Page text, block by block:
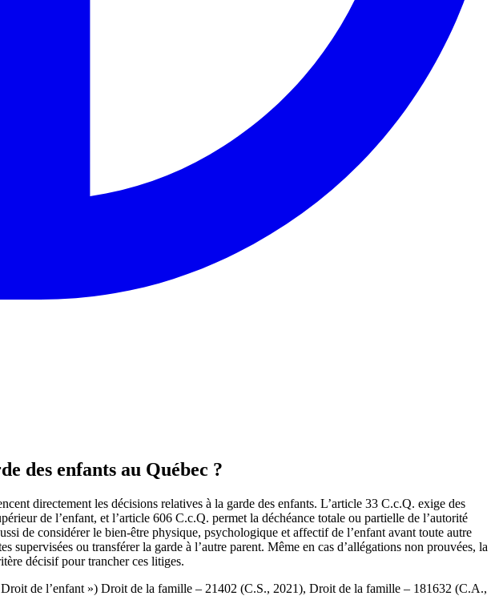
des enfants au Québec ?
directement les décisions relatives à la garde des enfants. L’article 33 C.c.Q. exige des
de l’enfant, et l’article 606 C.c.Q. permet la déchéance totale ou partielle de l’autorité
de considérer le bien-être physique, psychologique et affectif de l’enfant avant toute autre
ou transférer la garde à l’autre parent. Même en cas d’allégations non prouvées, la
décisif pour trancher ces litiges.
de l’enfant ») Droit de la famille – 21402 (C.S., 2021), Droit de la famille – 181632 (C.A.,